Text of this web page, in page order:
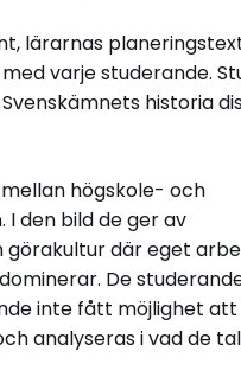
lärarnas
varje studerande.
historia
högskole- och
den bild de ger av
görakultur där eget
De
inte fått möjlighet att
analyseras i vad de